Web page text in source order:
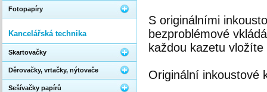
S originálními
bezproblémové
každou kazetu
Originální inkoustové
Fotopapíry
Kancelářská technika
Skartovačky
Děrovačky, vrtačky, nýtovače
Sešívačky papírů